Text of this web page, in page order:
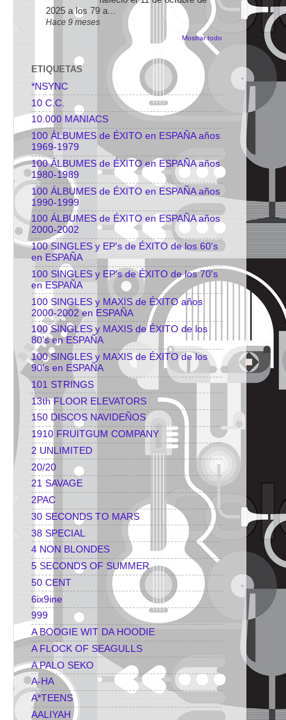
2025 a los 79 a...
Hace 9 meses
Mostrar todo
ETIQUETAS
*NSYNC
10 C.C.
10.000 MANIACS
100 ÁLBUMES de ÉXITO en ESPAÑA años
1969-1979
100 ÁLBUMES de ÉXITO en ESPAÑA años
1980-1989
100 ÁLBUMES de ÉXITO en ESPAÑA años
1990-1999
100 ÁLBUMES de ÉXITO en ESPAÑA años
2000-2002
100 SINGLES y EP's de ÉXITO de los 60's
en ESPAÑA
100 SINGLES y EP's de ÉXITO de los 70's
en ESPAÑA
100 SINGLES y MAXIS de ÉXITO años
2000-2002 en ESPAÑA
100 SINGLES y MAXIS de ÉXITO de los
80's en ESPAÑA
100 SINGLES y MAXIS de ÉXITO de los
90's en ESPAÑA
101 STRINGS
13th FLOOR ELEVATORS
150 DISCOS NAVIDEÑOS
1910 FRUITGUM COMPANY
2 UNLIMITED
20/20
21 SAVAGE
2PAC
30 SECONDS TO MARS
38 SPECIAL
4 NON BLONDES
5 SECONDS OF SUMMER
50 CENT
6ix9ine
999
A BOOGIE WIT DA HOODIE
A FLOCK OF SEAGULLS
A PALO SEKO
A-HA
A*TEENS
AALIYAH